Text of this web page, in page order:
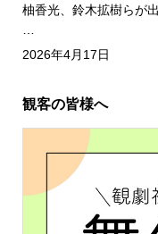
柚香光、鈴木拡樹らが
2026年4月17日
観客の皆様へ